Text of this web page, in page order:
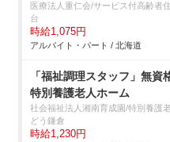
医療法人重仁会/サービス付高齢者
台
時給1,075円
アルバイト・パート / 北海道
「福祉調理スタッフ」無資
特別養護老人ホーム
社会福祉法人湘南育成園/特別養護
どう鎌倉
時給1,230円